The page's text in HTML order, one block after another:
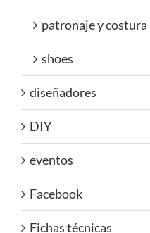
patronaje y costura
shoes
diseñadores
DIY
eventos
Facebook
Fichas técnicas